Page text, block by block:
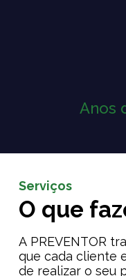
Anos
Serviços
O que
A PREVENTOR
que cada cliente
de realizar o seu